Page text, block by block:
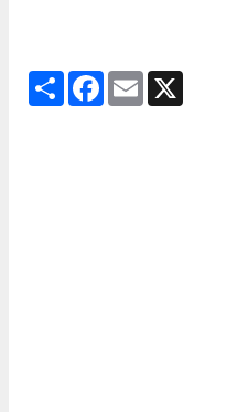
Share Facebook
Email